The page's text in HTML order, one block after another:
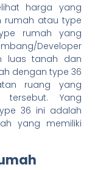
harga yang
rumah atau type
rumah yang
Developer
luas tanah dan
dengan type 36
ruang yang
Yang
36 ini adalah
yang memiliki